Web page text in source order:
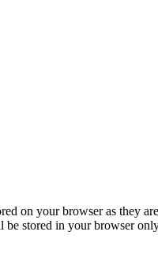
on your browser as they
be stored in your browser